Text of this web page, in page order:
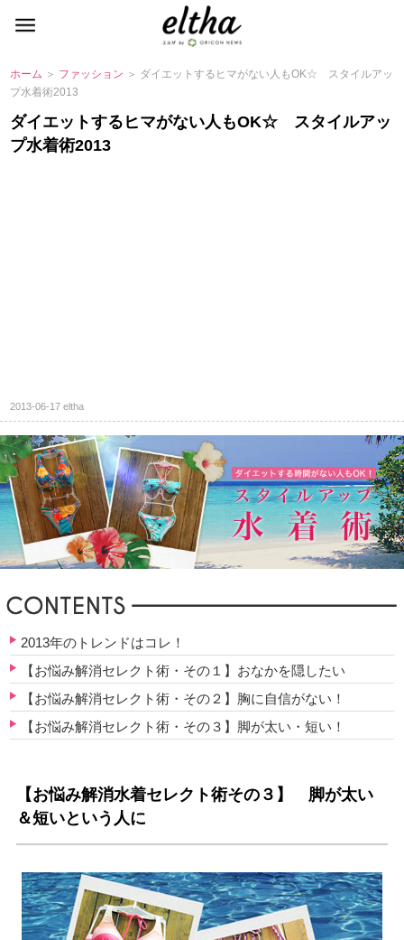
ホーム ＞ ファッション ＞ ダイエットするヒマがない人もOK☆ スタイルアッ
プ水着術2013
ダイエットするヒマがない人もOK☆ スタイルアッ
プ水着術2013
2013-06-17eltha
2013年のトレンドはコレ！
【お悩み解消セレクト術・その１】おなかを隠したい
【お悩み解消セレクト術・その２】胸に自信がない！
【お悩み解消セレクト術・その３】脚が太い・短い！
【お悩み解消水着セレクト術その３】 脚が太い
＆短いという人に